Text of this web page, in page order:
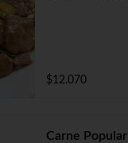
$12.070
Carne Popular